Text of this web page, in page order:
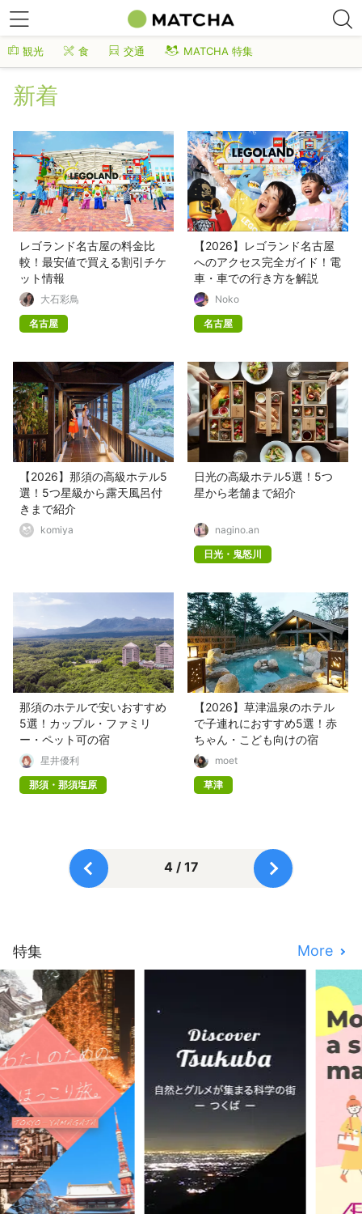
観光 食 交通 MATCHA 特集
新着
レゴランド名古屋の料金比
較！最安値で買える割引チケ
ット情報
大石彩鳥
名古屋
【2026】レゴランド名古屋
へのアクセス完全ガイド！電
車・車での行き方を解説
Noko
名古屋
【2026】那須の高級ホテル5
選！5つ星級から露天風呂付
きまで紹介
komiya
日光の高級ホテル5選！5つ
星から老舗まで紹介
nagino.an
日光・鬼怒川
那須のホテルで安いおすすめ
5選！カップル・ファミリ
ー・ペット可の宿
星井優利
那須・那須塩原
【2026】草津温泉のホテル
で子連れにおすすめ5選！赤
ちゃん・こども向けの宿
moet
草津
4 / 17
特集 More